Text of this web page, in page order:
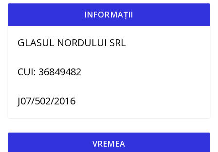
INFORMAȚII
GLASUL NORDULUI SRL
CUI: 36849482
J07/502/2016
VREMEA